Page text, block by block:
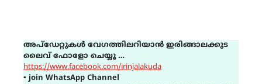
അപ്ഡേറ്റുകൾ വേഗത്തിലറിയാൻ ഇരിങ്ങാലക്കുട
ലൈവ് ഫോളോ ചെയ്യൂ …
https://www.facebook.com/irinjalakuda
▪join WhatsApp Channel